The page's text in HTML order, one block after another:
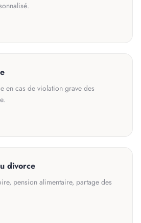
en cas de violation grave des
divorce
pension alimentaire, partage des